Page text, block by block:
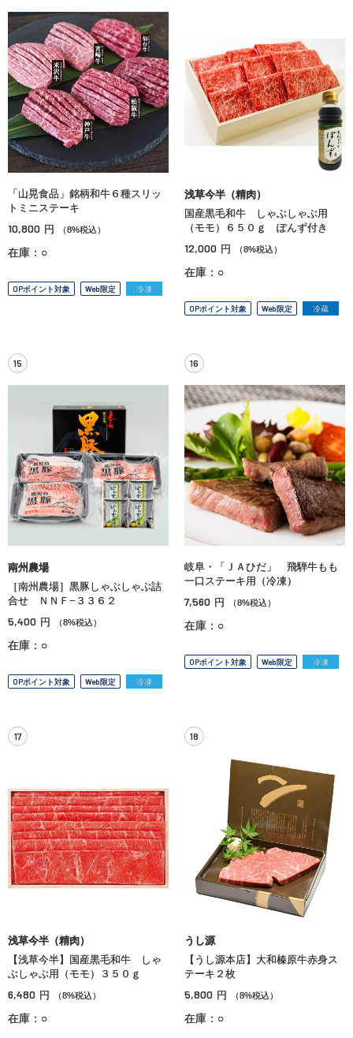
「山晃食品」銘柄和牛６種スリッ
トミニステーキ
10,800 円 （8%税込）
在庫：○
OPポイント対象 Web限定 冷凍
浅草今半（精肉）
国産黒毛和牛 しゃぶしゃぶ用
（モモ）６５０ｇ ぽんず付き
12,000 円 （8%税込）
在庫：○
OPポイント対象 Web限定 冷蔵
15
南州農場
［南州農場］黒豚しゃぶしゃぶ詰
合せ ＮＮＦ−３３６２
5,400 円 （8%税込）
在庫：○
OPポイント対象 Web限定 冷凍
16
岐阜・「ＪＡひだ」 飛騨牛もも
一口ステーキ用（冷凍）
7,560 円 （8%税込）
在庫：○
OPポイント対象 Web限定 冷凍
17
浅草今半（精肉）
【浅草今半】国産黒毛和牛 しゃ
ぶしゃぶ用（モモ）３５０ｇ
6,480 円 （8%税込）
在庫：○
18
うし源
【うし源本店】大和榛原牛赤身ス
テーキ２枚
5,800 円 （8%税込）
在庫：○